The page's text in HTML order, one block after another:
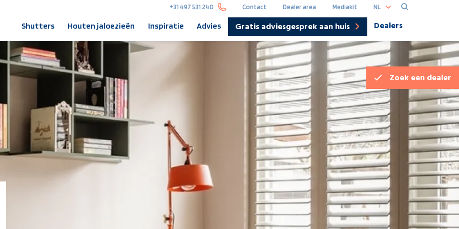
Zoek eendealer
+31 497 531 240 Contact Dealer area Mediakit NL
DE
Shutters Houten jaloezieën Inspiratie Advies Gratis adviesgesprek aan huis Dealers